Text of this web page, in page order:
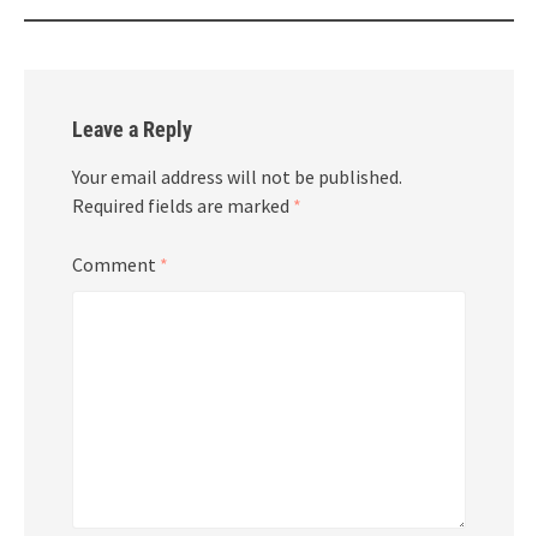
Leave a Reply
Your email address will not be published.
Required fields are marked *
Comment *